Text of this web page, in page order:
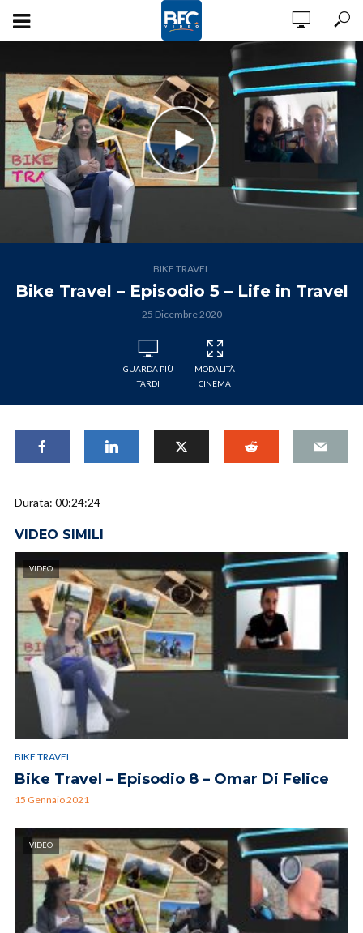
BIKE TRAVEL
Bike Travel – Episodio 5 – Life in Travel
25 Dicembre 2020
GUARDA PIÙ
TARDI
MODALITÀ
CINEMA
Durata: 00:24:24
VIDEO SIMILI
VIDEO
BIKE TRAVEL
Bike Travel – Episodio 8 – Omar Di Felice
15 Gennaio 2021
VIDEO